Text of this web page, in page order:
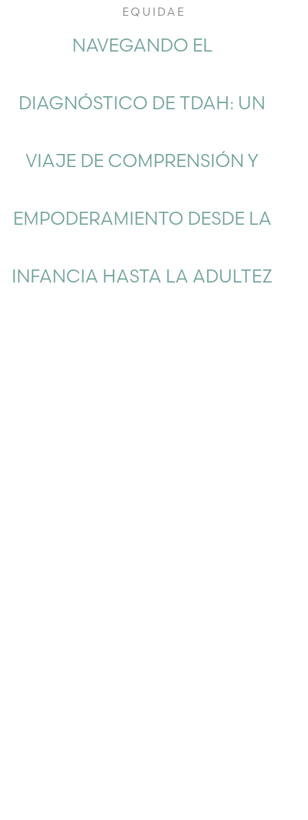
EQUIDAE
NAVEGANDO EL
DIAGNÓSTICO DE TDAH: UN
VIAJE DE COMPRENSIÓN Y
EMPODERAMIENTO DESDE LA
INFANCIA HASTA LA ADULTEZ